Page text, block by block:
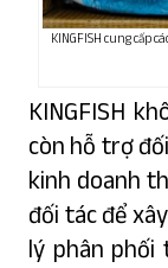
KINGFISH cung cấp
KINGFISH
còn hỗ trợ
kinh doanh
đối tác để
lý phân phối